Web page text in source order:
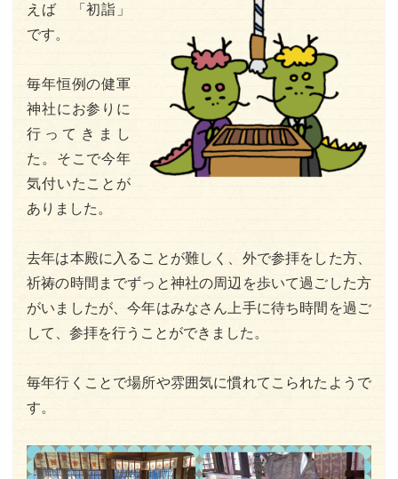
えば 「初詣」
です。
毎年恒例の健軍
神社にお参りに
行ってきまし
た。そこで今年
気付いたことが
ありました。
去年は本殿に入ることが難しく、外で参拝をした方、
祈祷の時間までずっと神社の周辺を歩いて過ごした方
がいましたが、今年はみなさん上手に待ち時間を過ご
して、参拝を行うことができました。
毎年行くことで場所や雰囲気に慣れてこられたようで
す。